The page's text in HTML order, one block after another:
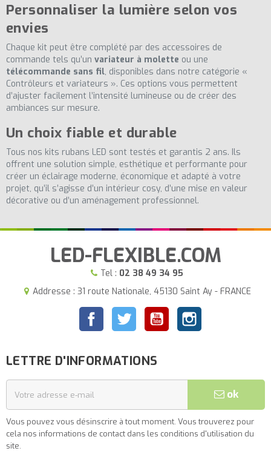
(7 avis)
Personnaliser la lumière selon vos
envies
Chaque kit peut être complété par des accessoires de
commande tels qu’un variateur à molette ou une
télécommande sans fil, disponibles dans notre catégorie «
Contrôleurs et variateurs ». Ces options vous permettent
d’ajuster facilement l’intensité lumineuse ou de créer des
ambiances sur mesure.
Un choix fiable et durable
Tous nos kits rubans LED sont testés et garantis 2 ans. Ils
offrent une solution simple, esthétique et performante pour
créer un éclairage moderne, économique et adapté à votre
projet, qu’il s’agisse d’un intérieur cosy, d’une mise en valeur
décorative ou d’un aménagement professionnel.
LED-FLEXIBLE.COM
Tel : 02 38 49 34 95
Addresse : 31 route Nationale, 45130 Saint Ay - FRANCE
FacebookTwitter YouTubeInstagram
LETTRE D'INFORMATIONS
ok
Vous pouvez vous désinscrire à tout moment. Vous trouverez pour
cela nos informations de contact dans les conditions d'utilisation du
site.